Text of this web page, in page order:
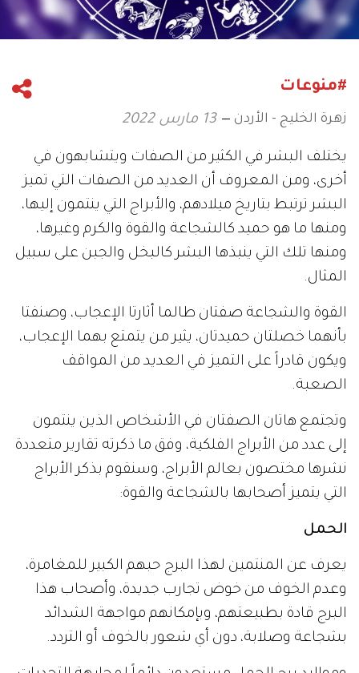
#منوعات
زهرة الخليج - الأردن 13 مارس 2022
يختلف البشر في الكثير من الصفات ويتشابهون في
أخرى، ومن المعروف أن العديد من الصفات التي تميز
البشر ترتبط بتاريخ ميلادهم، والأبراج التي ينتمون إليها،
ومنها ما هو حميد كالشجاعة والقوة والكرم وغيرها،
ومنها تلك التي ينبذها البشر كالبخل والجبن على سبيل
المثال.
القوة والشجاعة صفتان طالما أثارتا الإعجاب، وصنفتا
بأنهما خصلتان حميدتان، يثير من يتمتع بهما الإعجاب،
ويكون قادراً على التميز في العديد من المواقف
الصعبة.
وتجتمع هاتان الصفتان في الأشخاص الذين ينتمون
إلى عدد من الأبراج الفلكية، وفق ما ذكرته تقارير متعددة
نشرها مختصون بعالم الأبراج، وسنقوم بذكر الأبراج
التي يتميز أصحابها بالشجاعة والقوة:
الحمل
يعرف عن المنتمين لهذا البرج حبهم الكبير للمغامرة،
وعدم الخوف من خوض تجارب جديدة، وأصحاب هذا
البرج قادة بطبيعتهم، وبإمكانهم مواجهة الشدائد
بشجاعة وصلابة، دون أي شعور بالخوف أو التردد.